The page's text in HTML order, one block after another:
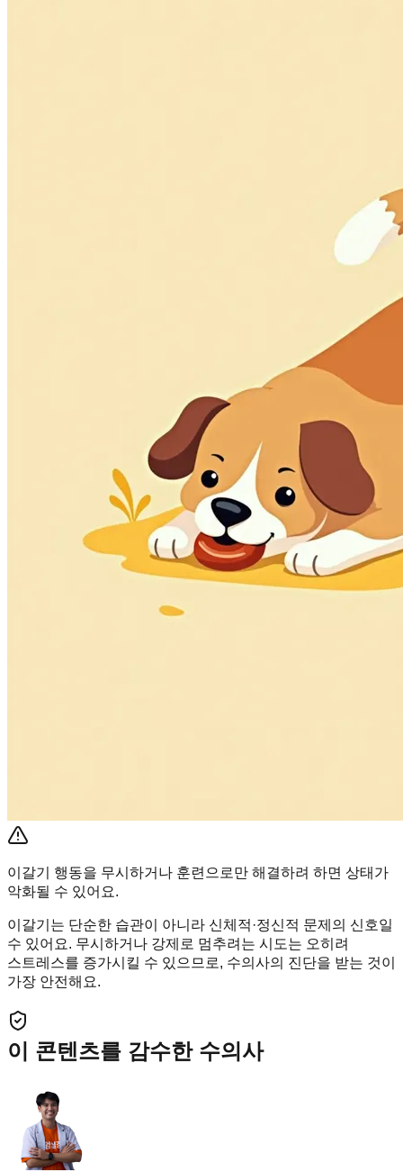
이갈기 행동을 무시하거나 훈련으로만 해결하려 하면 상태가
악화될 수 있어요.
이갈기는 단순한 습관이 아니라 신체적·정신적 문제의 신호일
수 있어요. 무시하거나 강제로 멈추려는 시도는 오히려
스트레스를 증가시킬 수 있으므로, 수의사의 진단을 받는 것이
가장 안전해요.
이 콘텐츠를 감수한 수의사